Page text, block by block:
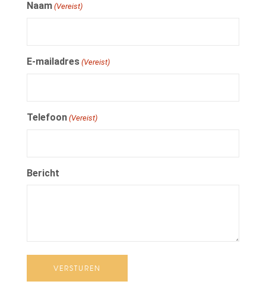
Naam (Vereist)
E-mailadres (Vereist)
Telefoon (Vereist)
Bericht